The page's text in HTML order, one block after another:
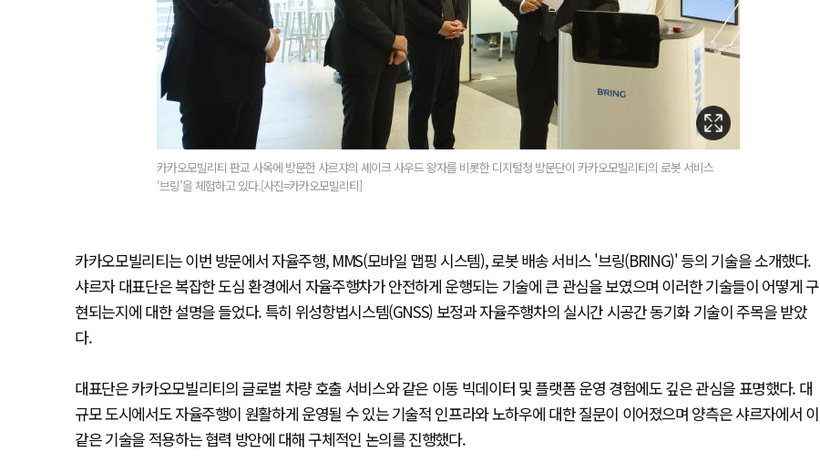
카카오모빌리티 판교 사옥에 방문한 샤르쟈의 셰이크 사우드 왕자를 비롯한 디지털청 방문단이 카카오모빌리티의 로봇 서비스
‘브링’을 체험하고 있다.[사진=카카오모빌리티]
카카오모빌리티는 이번 방문에서 자율주행, MMS(모바일 맵핑 시스템), 로봇 배송 서비스 '브링(BRING)' 등의 기술을 소개했다.
샤르자 대표단은 복잡한 도심 환경에서 자율주행차가 안전하게 운행되는 기술에 큰 관심을 보였으며 이러한 기술들이 어떻게 구
현되는지에 대한 설명을 들었다. 특히 위성항법시스템(GNSS) 보정과 자율주행차의 실시간 시공간 동기화 기술이 주목을 받았
다.
대표단은 카카오모빌리티의 글로벌 차량 호출 서비스와 같은 이동 빅데이터 및 플랫폼 운영 경험에도 깊은 관심을 표명했다. 대
규모 도시에서도 자율주행이 원활하게 운영될 수 있는 기술적 인프라와 노하우에 대한 질문이 이어졌으며 양측은 샤르자에서 이
같은 기술을 적용하는 협력 방안에 대해 구체적인 논의를 진행했다.